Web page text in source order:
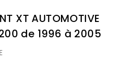
XT AUTOMOTIVE
de 1996 à 2005